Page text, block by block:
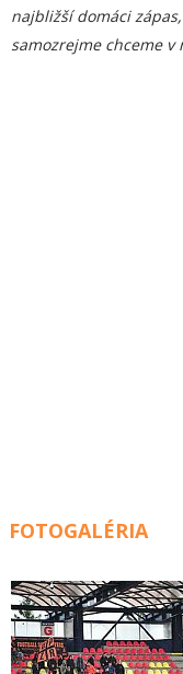
najbližší domáci
samozrejme chceme v
FOTOGALÉRIA